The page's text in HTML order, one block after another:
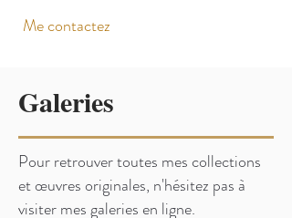
Galeries
Pour retrouver toutes mes collections
et œuvres originales, n'hésitez pas à
visiter mes galeries en ligne.
Me contactez